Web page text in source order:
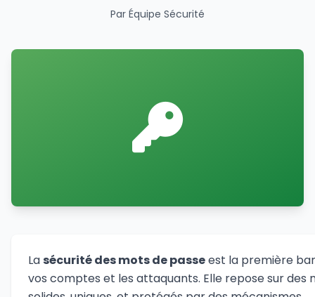
Par Équipe Sécurité
La sécurité des mots de passeest la première
vos comptes et les attaquants. Elle repose sur des